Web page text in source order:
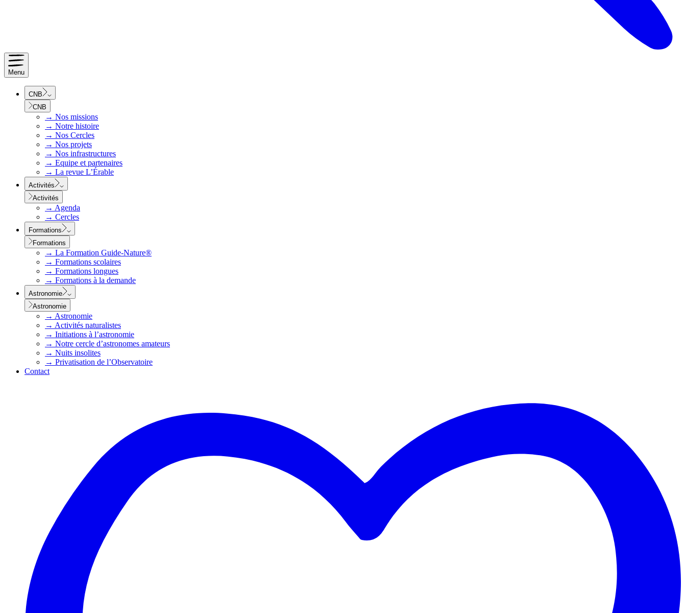
Menu
CNB
CNB
→ Nos missions
→ Notre histoire
→ Nos Cercles
→ Nos projets
→ Nos infrastructures
→ Equipe et partenaires
→ La revue L’Érable
Activités
Activités
→ Agenda
→ Cercles
Formations
Formations
→ La Formation Guide-Nature®
→ Formations scolaires
→ Formations longues
→ Formations à la demande
Astronomie
Astronomie
→ Astronomie
→ Activités naturalistes
→ Initiations à l’astronomie
→ Notre cercle d’astronomes amateurs
→ Nuits insolites
→ Privatisation de l’Observatoire
Contact